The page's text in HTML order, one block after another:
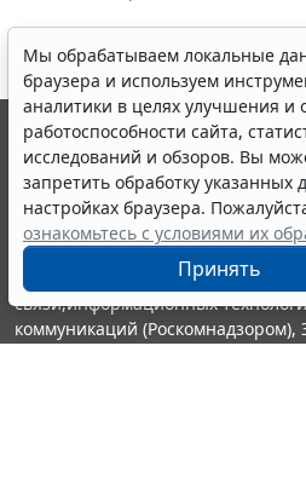
Мы обрабатываем локальные
браузера и используем
аналитики в целях улучшения и
работоспособности сайта,
исследований и обзоров. Вы
запретить обработку указанных
настройках браузера.
ознакомьтесь с условиями их
Принять
© ООО "НПП "ГАРАНТ-СЕРВИС",
выпускается с 1990 года.
являются участниками
информации ГАРАНТ.
Портал ГАРАНТ.РУ
издания Федеральной службой
связи,информационных
коммуникаций